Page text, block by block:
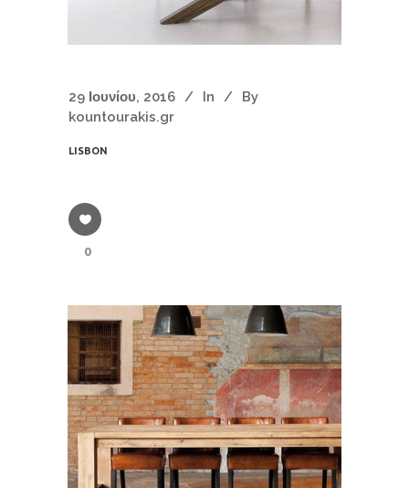
29 Ιουνίου, 2016 In
By
kountourakis.gr
LISBON
0